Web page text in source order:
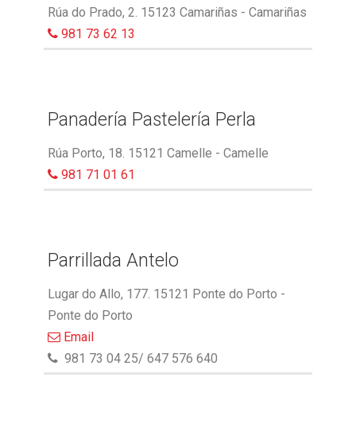
Rúa do Prado, 2. 15123 Camariñas - Camariñas
981 73 62 13
Panadería Pastelería Perla
Rúa Porto, 18. 15121 Camelle - Camelle
981 71 01 61
Parrillada Antelo
Lugar do Allo, 177. 15121 Ponte do Porto -
Ponte do Porto
Email
981 73 04 25/ 647 576 640